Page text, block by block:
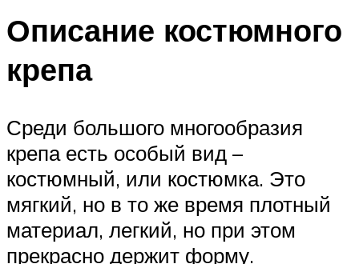
Описание костюмного
крепа
Среди большого многообразия
крепа есть особый вид –
костюмный, или костюмка. Это
мягкий, но в то же время плотный
материал, легкий, но при этом
прекрасно держит форму.